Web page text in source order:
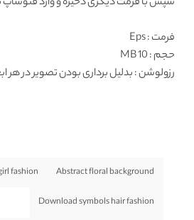
فرمت: Eps
حجم : 10 MB
رزولوشن: بدلیل برداری بودن تصویر در هر
Abstract floral background
fashion
Download symbols hair fashion